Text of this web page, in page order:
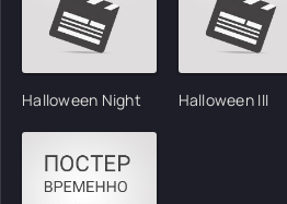
Halloween Night Halloween III